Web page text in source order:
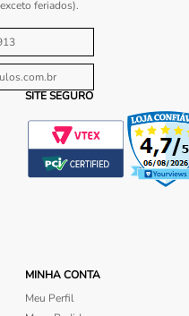
feriados).
SITE SEGURO
MINHA CONTA
Meu Perfil